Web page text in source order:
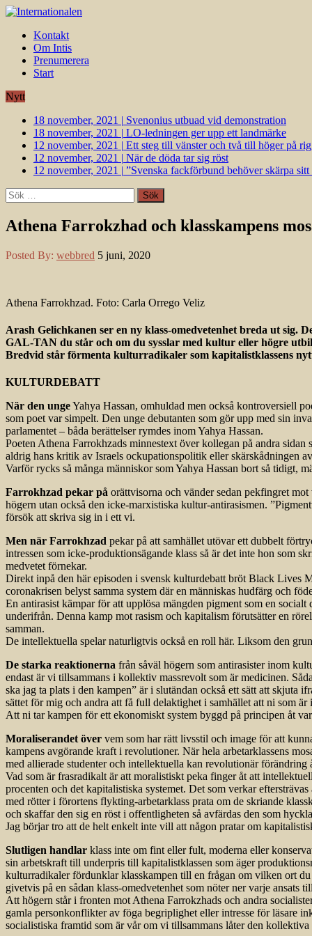
Kontakt
Om Intis
Prenumerera
Start
Nytt
18 november, 2021 | Svenonius utbuad vid demonstration
18 november, 2021 | LO-ledningen ger upp ett landmärke
12 november, 2021 | Ett steg till vänster och två till höger på
12 november, 2021 | När de döda tar sig röst
12 november, 2021 | ”Svenska fackförbund behöver skärpa
Sök
efter:
Athena Farrokzhad och klasskampens
Posted By: webbred 5 juni, 2020
Athena Farrokhzad. Foto: Carla Orrego Veliz
Arash Gelichkanen ser en ny klass-omedvetenhet breda ut
GAL-TAN du står och om du sysslar med kultur eller högre
Bredvid står förmenta kulturradikaler som kapitalistklassens
KULTURDEBATT
När den ungeYahya Hassan, omhuldad men också kontroversiell
som poet var simpelt. Den unge debutanten som gör upp med sin
parlamentet – båda berättelser rymdes inom Yahya Hassan.
Poeten Athena Farrokhzads minnestext över kollegan på andra
aldrig hans kritik av Israels ockupationspolitik eller skärskådningen
Varför rycks så många människor som Yahya Hassan bort så tidigt,
Farrokhzad pekar på orättvisorna och vänder sedan pekfingret
högern utan också den icke-marxistiska kultur-antirasismen.
försök att skriva sig in i ett vi.
Men när Farrokhzad pekar på att samhället utövar ett dubbelt
intressen som icke-produktionsägande klass så är det inte hon som
medvetet förnekar.
Direkt inpå den här episoden i svensk kulturdebatt bröt Black Lives
coronakrisen belyst samma system där en människas hudfärg och
En antirasist kämpar för att upplösa mängden pigment som en
underifrån. Denna kamp mot rasism och kapitalism förutsätter en
samman.
De intellektuella spelar naturligtvis också en roll här. Liksom den
De starka reaktionerna från såväl högern som antirasister inom
endast är vi tillsammans i kollektiv massrevolt som är medicinen.
ska jag ta plats i den kampen” är i slutändan också ett sätt att skjuta
sättet för mig och andra att få full delaktighet i samhället att ni som
Att ni tar kampen för ett ekonomiskt system byggd på principen åt
Moraliserandet över vem som har rätt livsstil och image för att
kampens avgörande kraft i revolutioner. När hela arbetarklassens
med allierade studenter och intellektuella kan revolutionär förändring
Vad som är frasradikalt är att moralistiskt peka finger åt att
procenten och det kapitalistiska systemet. Det som verkar
med rötter i förortens flykting-arbetarklass prata om de skriande
och skaffar den sig en röst i offentligheten så avfärdas den som
Jag börjar tro att de helt enkelt inte vill att någon pratar om
Slutligen handlar klass inte om fint eller fult, moderna eller
sin arbetskraft till underpris till kapitalistklassen som äger
kulturradikaler fördunklar klasskampen till en frågan om vilken ort
givetvis på en sådan klass-omedvetenhet som nöter ner varje ansats
Att högern står i fronten mot Athena Farrokzhads och andra
gamla personkonflikter av föga begriplighet eller intresse för läsare
socialistiska framtid som är vår om vi tillsammans låter den kollektiva